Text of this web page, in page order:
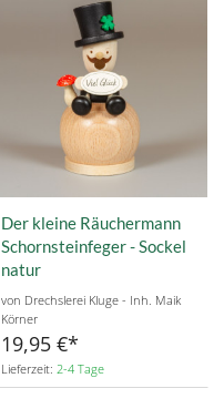
Der kleine Räuchermann
Schornsteinfeger - Sockel
natur
von Drechslerei Kluge - Inh. Maik
Körner
19,95 €
Lieferzeit: 2-4 Tage